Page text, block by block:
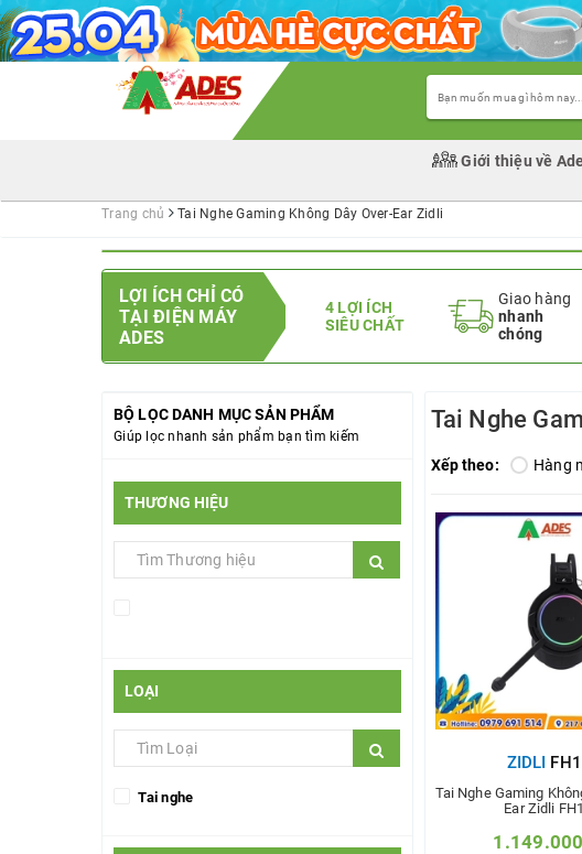
Giới thiệu về
Trang chủ Tai Nghe Gaming Không Dây Over-Ear Zidli
LỢI ÍCH CHỈ CÓ
TẠI ĐIỆN MÁY
ADES
4 LỢI ÍCH
SIÊU CHẤT
Giao hàng
nhanh
chóng
BỘ LỌC DANH MỤC SẢN PHẨM
Giúp lọc nhanh sản phẩm bạn tìm kiếm
THƯƠNG HIỆU
LOẠI
Tai nghe
Tai Nghe
Xếp theo: Hàng
ZIDLI FH1
Tai Nghe Gaming
Ear Zidli FH1